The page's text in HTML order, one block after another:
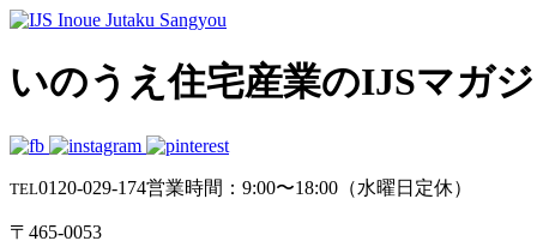
いのうえ住宅産業のIJSマガ
TEL0120-029-174営業時間：9:00〜18:00（水曜日定休）
〒465-0053